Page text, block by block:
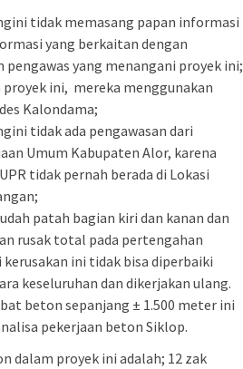
tidak memasang papan informasi
yang berkaitan dengan
yang menangani proyek ini;
ini, mereka menggunakan
Kalondama;
tidak ada pengawasan dari
Umum Kabupaten Alor, karena
tidak pernah berada di Lokasi
patah bagian kiri dan kanan dan
rusak total pada pertengahan
kerusakan ini tidak bisa diperbaiki
keseluruhan dan dikerjakan ulang.
beton sepanjang ± 1.500 meter ini
pekerjaan beton Siklop.
dalam proyek ini adalah; 12 zak